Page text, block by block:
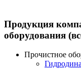
Продукция
оборудования
Прочистное